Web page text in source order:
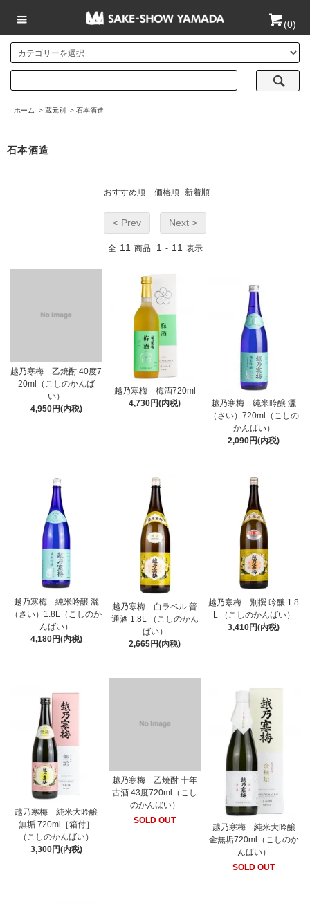
(0)
ホーム > 蔵元別 > 石本酒造
石本酒造
おすすめ順 価格順 新着順
< Prev Next >
全 11 商品 1 - 11 表示
越乃寒梅 乙焼酎 40度7
20ml（こしのかんば
い）
4,950円(内税)
越乃寒梅 梅酒720ml
4,730円(内税)
越乃寒梅 純米吟醸 灑
（さい）720ml（こしの
かんばい）
2,090円(内税)
越乃寒梅 純米吟醸 灑
（さい）1.8L（こしのか
んばい）
4,180円(内税)
越乃寒梅 白ラベル 普
通酒 1.8L （こしのかん
ばい）
2,665円(内税)
越乃寒梅 別撰 吟醸 1.8
L （こしのかんばい）
3,410円(内税)
越乃寒梅 純米大吟醸
無垢 720ml［箱付］
（こしのかんばい）
3,300円(内税)
越乃寒梅 乙焼酎 十年
古酒 43度720ml（こし
のかんばい）
SOLD OUT
越乃寒梅 純米大吟醸
金無垢720ml（こしのか
んばい）
SOLD OUT